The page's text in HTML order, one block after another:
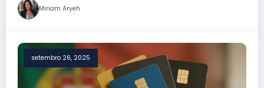
Miriam Aryeh
setembro 26, 2025